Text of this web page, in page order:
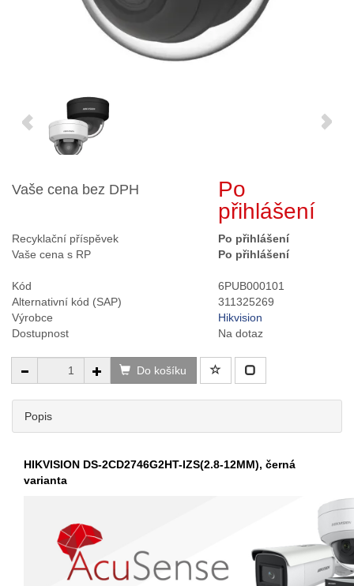
Vaše cena bez DPH
Po
přihlášení
Recyklační příspěvek
Po přihlášení
Vaše cena s RP
Po přihlášení
Kód
6PUB000101
Alternativní kód (SAP)
311325269
Výrobce
Hikvision
Dostupnost
Na dotaz
Do košíku
Popis
HIKVISION DS-2CD2746G2HT-IZS(2.8-12MM), černá
varianta